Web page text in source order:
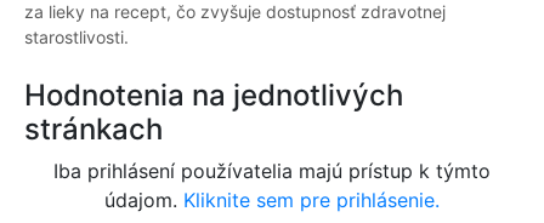
za lieky na recept, čo zvyšuje dostupnosť zdravotnej
starostlivosti.
Hodnotenia na jednotlivých
stránkach
Iba prihlásení používatelia majú prístup k týmto
údajom. Kliknite sem pre prihlásenie.